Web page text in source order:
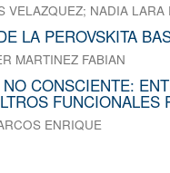
VELAZQUEZ; NADIA LARA
LA PEROVSKITA
MARTINEZ FABIAN
CONSCIENTE:
FUNCIONALES
ENRIQUE